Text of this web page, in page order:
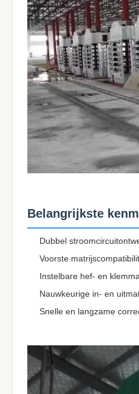
Belangrijkste
Dubbel
Voorste
Instelbare hef- en
Nauwkeurige in- en
Snelle en langzame